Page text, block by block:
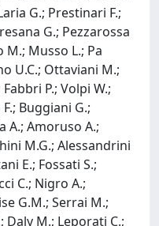
G.; Prestinari F.;
G.; Pezzarossa
M.; Musso L.; Pa
U.C.; Ottaviani M.;
P.; Volpi W.;
Buggiani G.;
A.; Amoruso A.;
M.G.; Alessandrini
E.; Fossati S.;
C.; Nigro A.;
G.M.; Serrai M.;
Daly M.; Leporati C.;